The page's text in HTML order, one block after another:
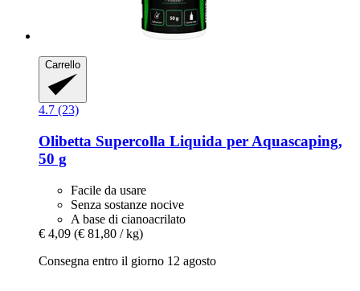
Carrello
4.7 (23)
Olibetta Supercolla Liquida per Aquascaping,
50 g
Facile da usare
Senza sostanze nocive
A base di cianoacrilato
€ 4,09 (€ 81,80 / kg)
Consegna entro il giorno 12 agosto